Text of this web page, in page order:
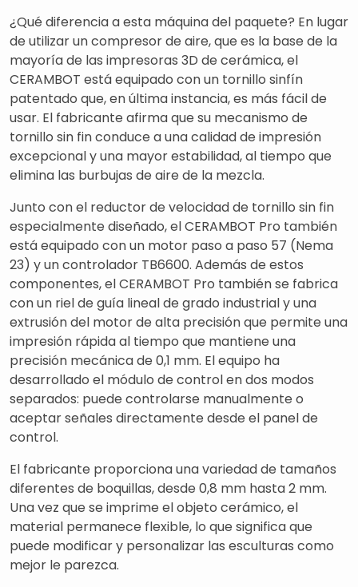
¿Qué diferencia a esta máquina del paquete? En lugar
de utilizar un compresor de aire, que es la base de la
mayoría de las impresoras 3D de cerámica, el
CERAMBOT está equipado con un tornillo sinfín
patentado que, en última instancia, es más fácil de
usar. El fabricante afirma que su mecanismo de
tornillo sin fin conduce a una calidad de impresión
excepcional y una mayor estabilidad, al tiempo que
elimina las burbujas de aire de la mezcla.
Junto con el reductor de velocidad de tornillo sin fin
especialmente diseñado, el CERAMBOT Pro también
está equipado con un motor paso a paso 57 (Nema
23) y un controlador TB6600. Además de estos
componentes, el CERAMBOT Pro también se fabrica
con un riel de guía lineal de grado industrial y una
extrusión del motor de alta precisión que permite una
impresión rápida al tiempo que mantiene una
precisión mecánica de 0,1 mm. El equipo ha
desarrollado el módulo de control en dos modos
separados: puede controlarse manualmente o
aceptar señales directamente desde el panel de
control.
El fabricante proporciona una variedad de tamaños
diferentes de boquillas, desde 0,8 mm hasta 2 mm.
Una vez que se imprime el objeto cerámico, el
material permanece flexible, lo que significa que
puede modificar y personalizar las esculturas como
mejor le parezca.